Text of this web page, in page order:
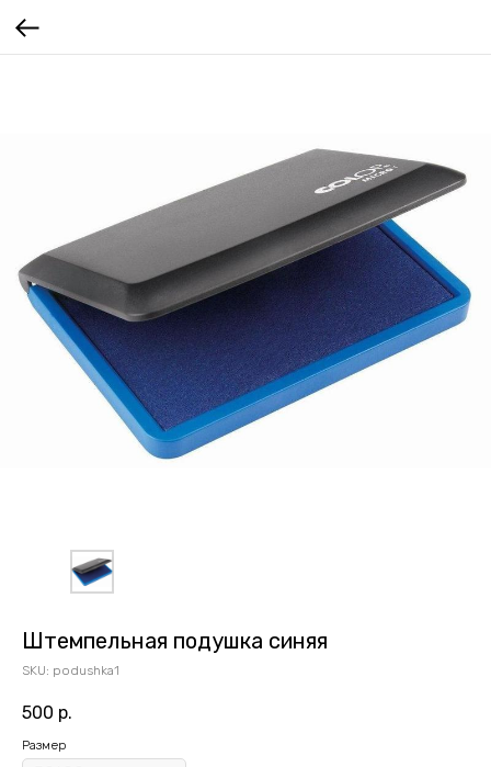
Штемпельная подушка синяя
SKU: podushka1
500 р.
Размер